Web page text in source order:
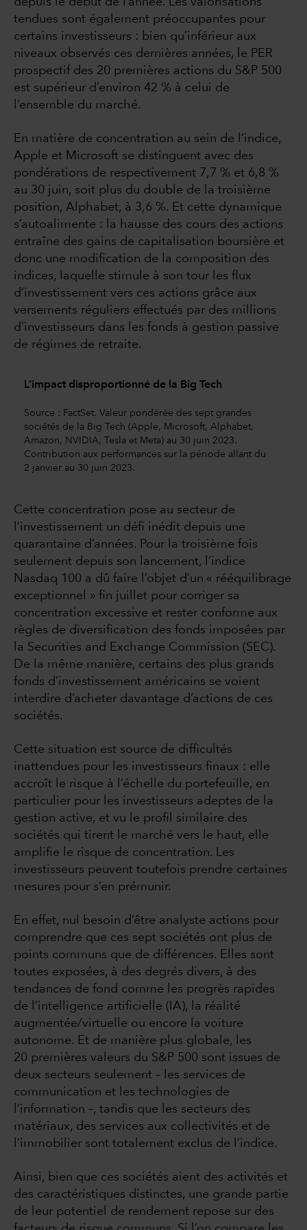
tendues sont également préoccupantes pour
certains investisseurs : bien qu’inférieur aux
niveaux observés ces dernières années, le PER
prospectif des 20 premières actions du S&P 500
est supérieur d’environ 42 % à celui de
l’ensemble du marché.
En matière de concentration au sein de l’indice,
Apple et Microsoft se distinguent avec des
pondérations de respectivement 7,7 % et 6,8 %
au 30 juin, soit plus du double de la troisième
position, Alphabet, à 3,6 %. Et cette dynamique
s’autoalimente : la hausse des cours des actions
entraîne des gains de capitalisation boursière et
donc une modification de la composition des
indices, laquelle stimule à son tour les flux
d’investissement vers ces actions grâce aux
versements réguliers effectués par des millions
d’investisseurs dans les fonds à gestion passive
de régimes de retraite.
L’impact disproportionné de la Big Tech
Source : FactSet. Valeur pondérée des sept grandes
sociétés de la Big Tech (Apple, Microsoft, Alphabet,
Amazon, NVIDIA, Tesla et Meta) au 30 juin 2023.
Contribution aux performances sur la période allant du
2 janvier au 30 juin 2023.
Cette concentration pose au secteur de
l’investissement un défi inédit depuis une
quarantaine d’années. Pour la troisième fois
seulement depuis son lancement, l’indice
Nasdaq 100 a dû faire l’objet d’un « rééquilibrage
exceptionnel » fin juillet pour corriger sa
concentration excessive et rester conforme aux
règles de diversification des fonds imposées par
la Securities and Exchange Commission (SEC).
De la même manière, certains des plus grands
fonds d’investissement américains se voient
interdire d’acheter davantage d’actions de ces
sociétés.
Cette situation est source de difficultés
inattendues pour les investisseurs finaux : elle
accroît le risque à l’échelle du portefeuille, en
particulier pour les investisseurs adeptes de la
gestion active, et vu le profil similaire des
sociétés qui tirent le marché vers le haut, elle
amplifie le risque de concentration. Les
investisseurs peuvent toutefois prendre certaines
mesures pour s’en prémunir.
En effet, nul besoin d’être analyste actions pour
comprendre que ces sept sociétés ont plus de
points communs que de différences. Elles sont
toutes exposées, à des degrés divers, à des
tendances de fond comme les progrès rapides
de l’intelligence artificielle (IA), la réalité
augmentée/virtuelle ou encore la voiture
autonome. Et de manière plus globale, les
20 premières valeurs du S&P 500 sont issues de
deux secteurs seulement – les services de
communication et les technologies de
l’information –, tandis que les secteurs des
matériaux, des services aux collectivités et de
l’immobilier sont totalement exclus de l’indice.
Ainsi, bien que ces sociétés aient des activités et
des caractéristiques distinctes, une grande partie
de leur potentiel de rendement repose sur des